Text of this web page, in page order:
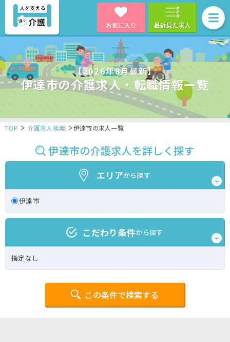
お気に入り 最近見た求人
【2026年8月最新】
伊達市の介護求人・転職情報一覧
TOP 介護求人検索 伊達市の求人一覧
伊達市の介護求人を詳しく探す
エリアから探す
伊達市
こだわり条件から探す
指定なし
この条件で検索する